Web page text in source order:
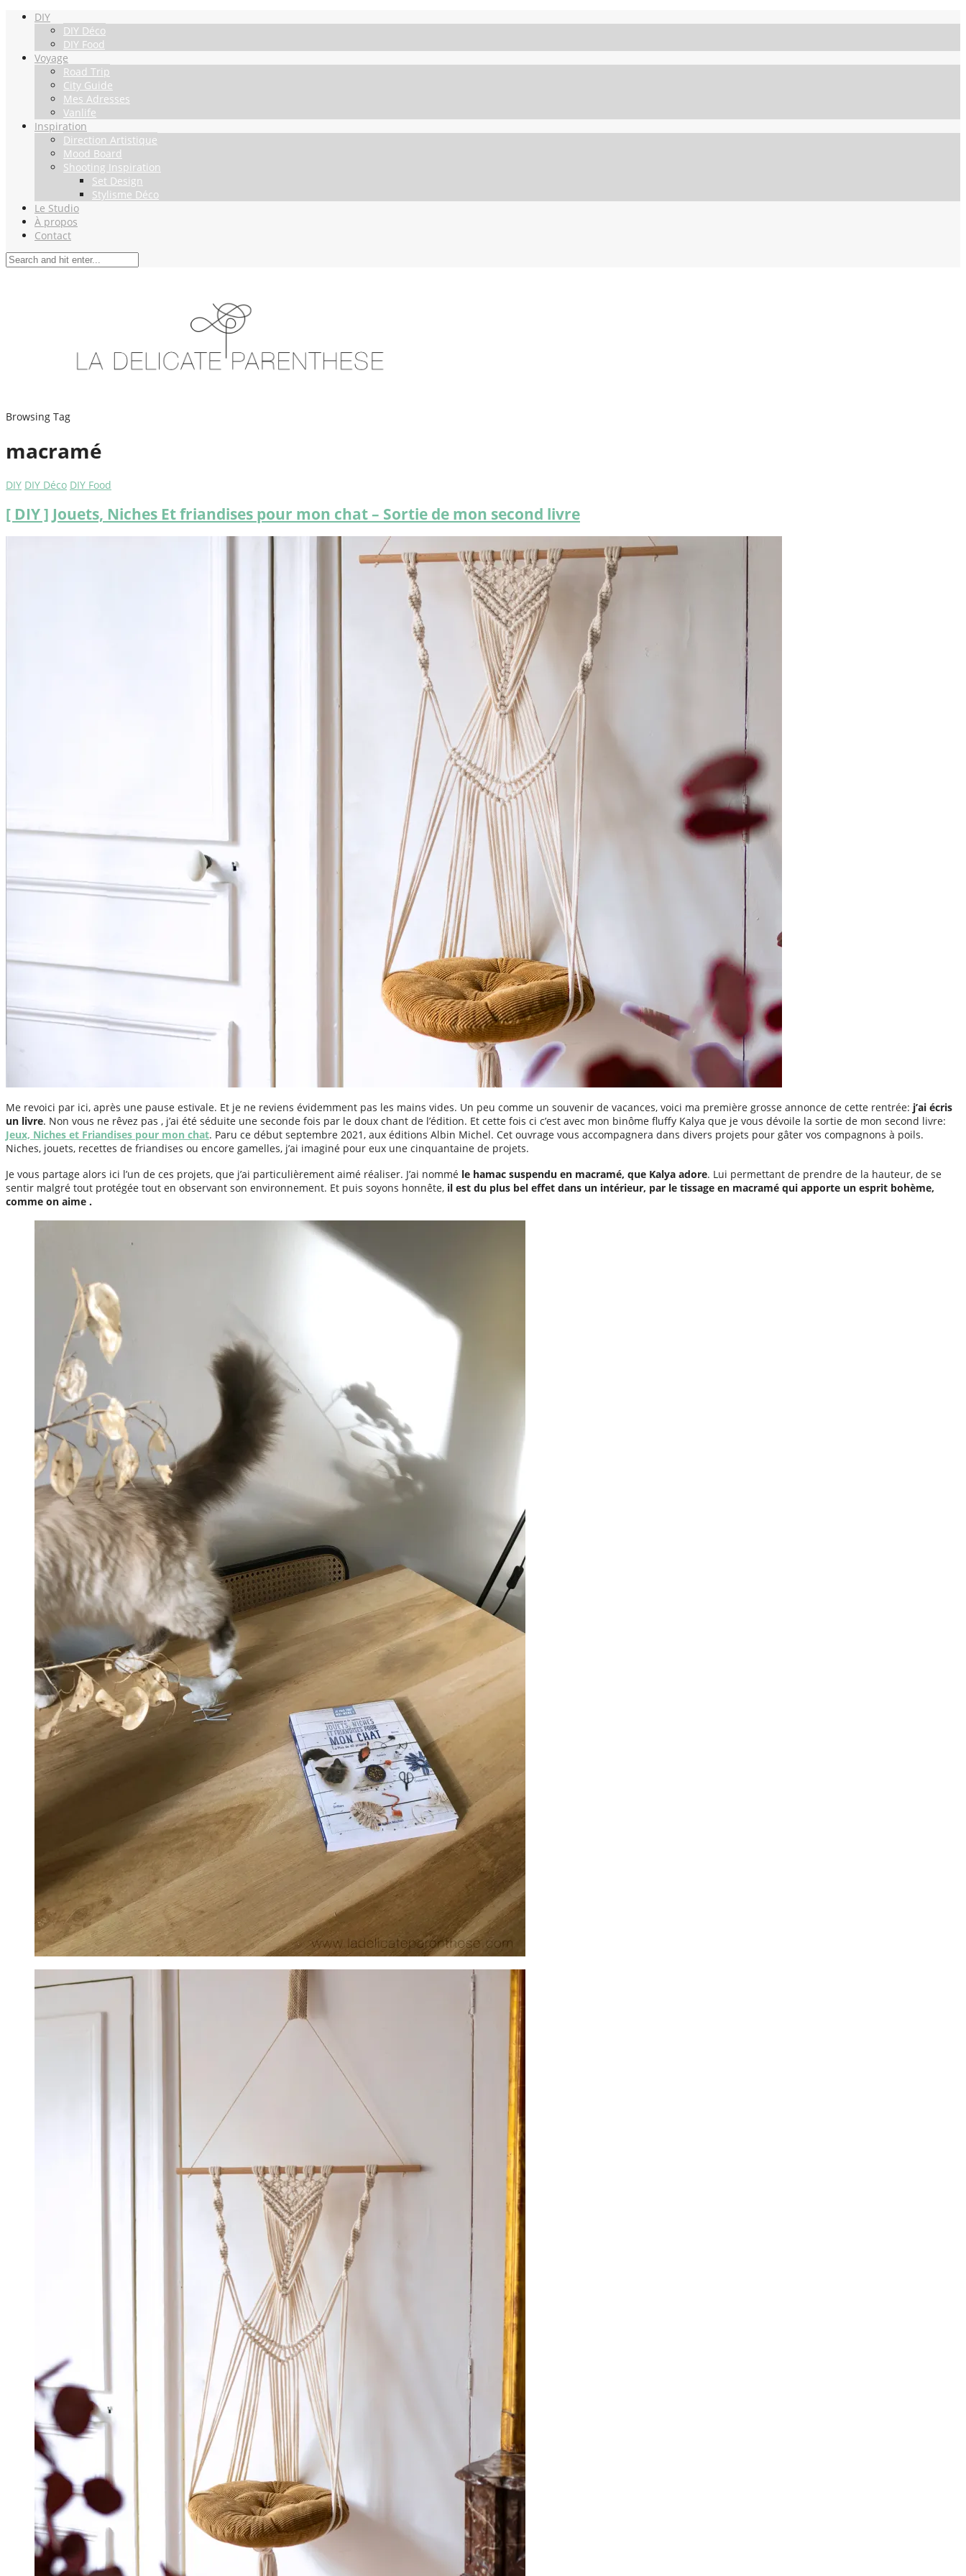
DIY
DIY Déco
DIY Food
Voyage
Road Trip
City Guide
Mes Adresses
Vanlife
Inspiration
Direction Artistique
Mood Board
Shooting Inspiration
Set Design
Stylisme Déco
Le Studio
À propos
Contact
Browsing Tag
macramé
DIY DIY Déco DIY Food
[ DIY ] Jouets, Niches Et friandises pour mon chat – Sortie de mon second livre
Me revoici par ici, après une pause estivale. Et je ne reviens évidemment pas les mains vides. Un peu comme un souvenir de vacances, voici ma première grosse annonce de cette rentrée: j’ai écris
un livre. Non vous ne rêvez pas , j’ai été séduite une seconde fois par le doux chant de l’édition. Et cette fois ci c’est avec mon binôme fluffy Kalya que je vous dévoile la sortie de mon second livre:
Jeux, Niches et Friandises pour mon chat. Paru ce début septembre 2021, aux éditions Albin Michel. Cet ouvrage vous accompagnera dans divers projets pour gâter vos compagnons à poils.
Niches, jouets, recettes de friandises ou encore gamelles, j’ai imaginé pour eux une cinquantaine de projets.
Je vous partage alors ici l’un de ces projets, que j’ai particulièrement aimé réaliser. J’ai nommé le hamac suspendu en macramé, que Kalya adore. Lui permettant de prendre de la hauteur, de se
sentir malgré tout protégée tout en observant son environnement. Et puis soyons honnête, il est du plus bel effet dans un intérieur, par le tissage en macramé qui apporte un esprit bohème,
comme on aime .